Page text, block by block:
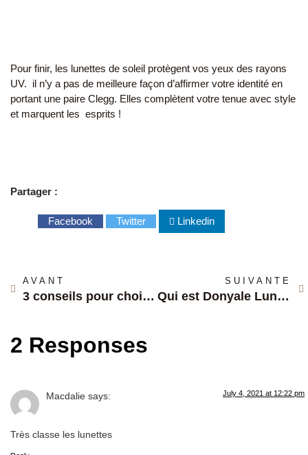
Pour finir, les lunettes de soleil protègent vos yeux des rayons
UV. il n’y a pas de meilleure façon d’affirmer votre identité en
portant une paire Clegg. Elles complètent votre tenue avec style
et marquent les esprits !
Partager :
Facebook Twitter Linkedin
AVANT
3 conseils pour choisir vos lunettes Clegg
SUIVANTE
Qui est Donyale Luna, 1er mannequin noir de l’histoire ?
2 Responses
Macdalie says: July 4, 2021 at 12:22 pm
Très classe les lunettes